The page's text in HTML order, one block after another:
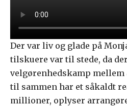
Der var liv og glade på
tilskuere var til stede, da
velgørenhedskamp mellem
til sammen har et såkaldt
millioner, oplyser